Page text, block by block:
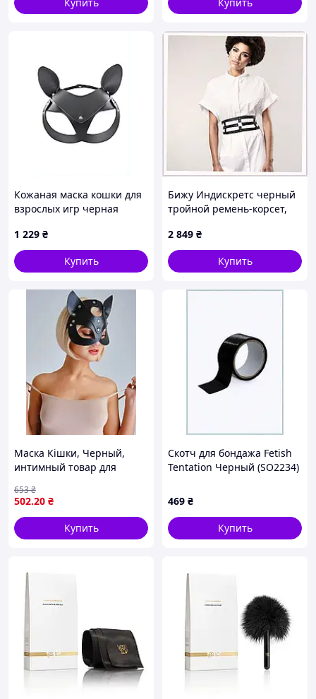
Кожаная маска кошки для
взрослых игр черная
1 229 ₴
Купить
Бижу Индискретс черный
тройной ремень-корсет,
2 849 ₴
Купить
Маска Кішки, Черный,
интимный товар для
аксессуар, товар для
ролевых игр, подарок для
пары
502.20 ₴
653₴
Купить
Скотч для бондажа Fetish
Tentation Черный (SO2234)
469 ₴
Купить